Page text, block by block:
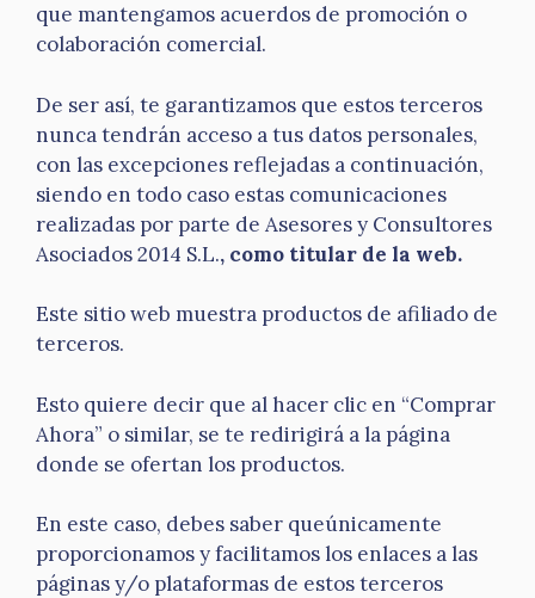
que mantengamos acuerdos de promoción o
colaboración comercial.
De ser así, te garantizamos que estos terceros
nunca tendrán acceso a tus datos personales,
con las excepciones reflejadas a continuación,
siendo en todo caso estas comunicaciones
realizadas por parte de Asesores y Consultores
Asociados 2014 S.L., como titular de la web.
Este sitio web muestra productos de afiliado de
terceros.
Esto quiere decir que al hacer clic en “Comprar
Ahora” o similar, se te redirigirá a la página
donde se ofertan los productos.
En este caso, debes saber queúnicamente
proporcionamos y facilitamos los enlaces a las
páginas y/o plataformas de estos terceros